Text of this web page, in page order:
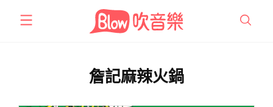
詹記麻辣火鍋